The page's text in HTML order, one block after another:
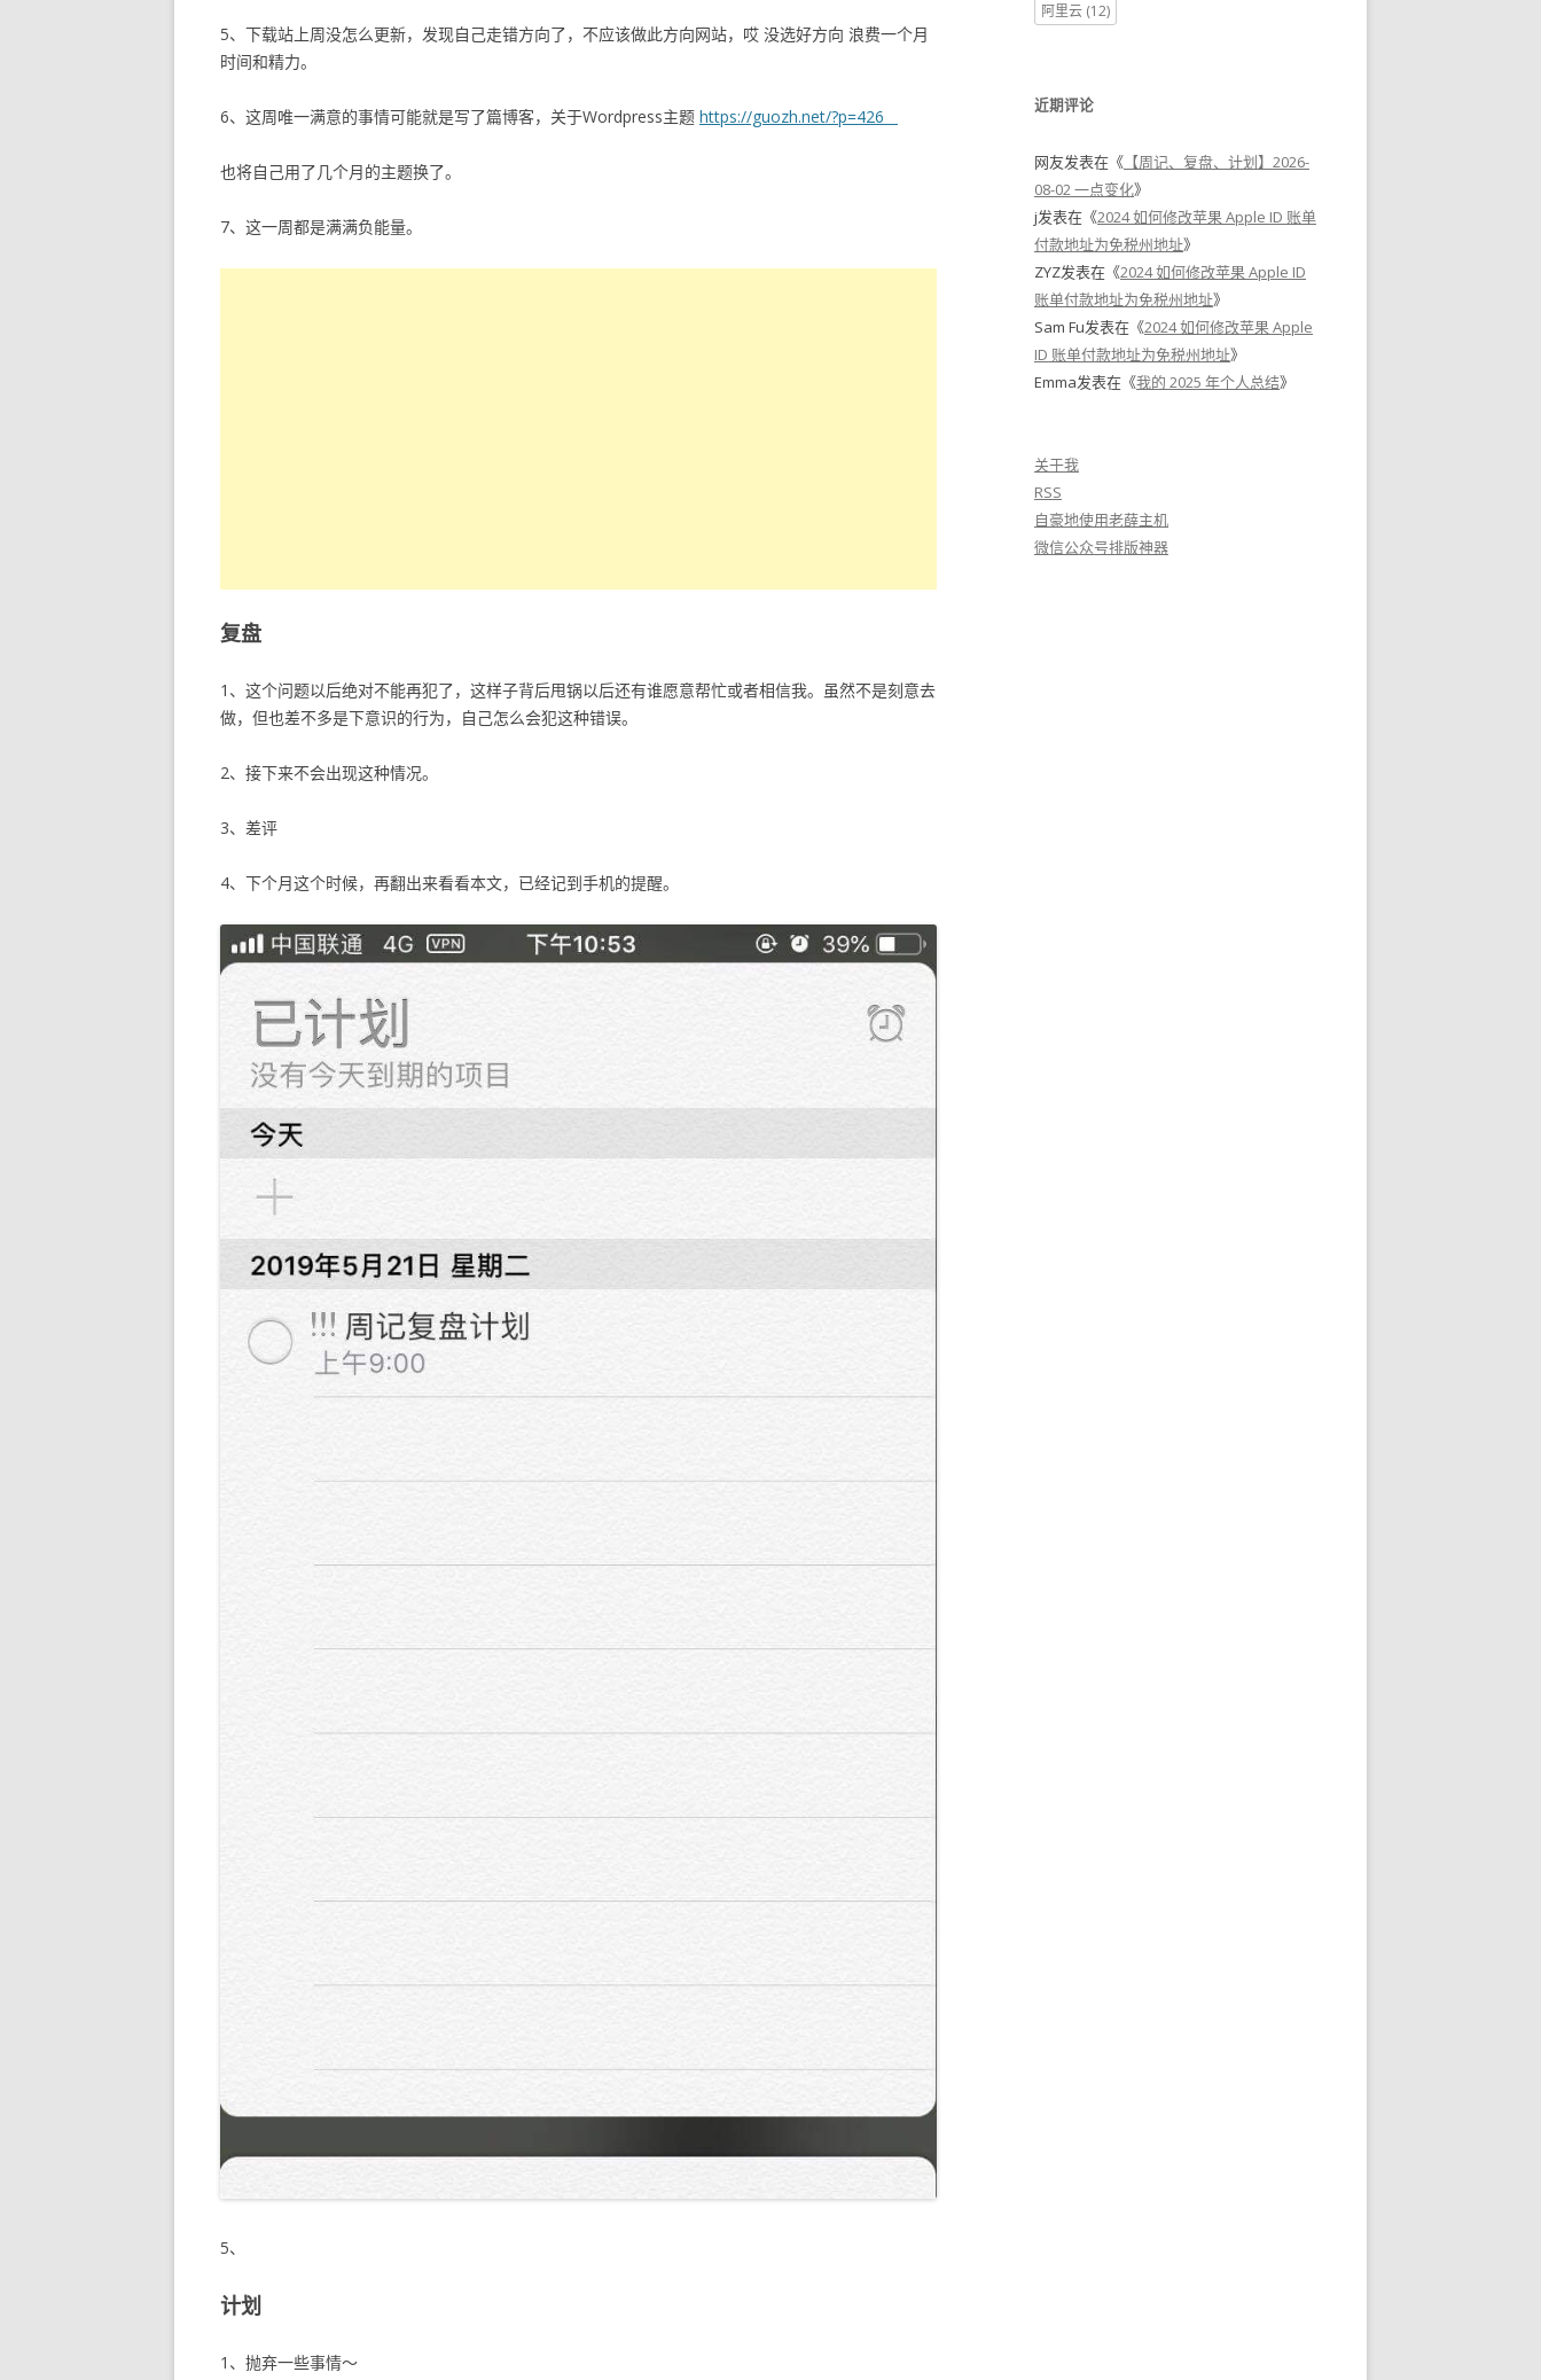
5、下载站上周没怎么更新，发现自己走错方向了，不应该做此方向网站，哎 没选好方向 浪费一个月
时间和精力。
6、这周唯一满意的事情可能就是写了篇博客，关于Wordpress主题 https://guozh.net/?p=426
也将自己用了几个月的主题换了。
7、这一周都是满满负能量。
复盘
1、这个问题以后绝对不能再犯了，这样子背后甩锅以后还有谁愿意帮忙或者相信我。虽然不是刻意去
做，但也差不多是下意识的行为，自己怎么会犯这种错误。
2、接下来不会出现这种情况。
3、差评
4、下个月这个时候，再翻出来看看本文，已经记到手机的提醒。
5、
计划
1、抛弃一些事情～
阿里云 (12)
近期评论
网友发表在《 【周记、复盘、计划】2026-
08-02 一点变化》
j发表在《2024 如何修改苹果 Apple ID 账单
付款地址为免税州地址》
ZYZ发表在《2024 如何修改苹果 Apple ID
账单付款地址为免税州地址》
Sam Fu发表在《2024 如何修改苹果 Apple
ID 账单付款地址为免税州地址》
Emma发表在《我的 2025 年个人总结》
关于我
RSS
自豪地使用老薛主机
微信公众号排版神器